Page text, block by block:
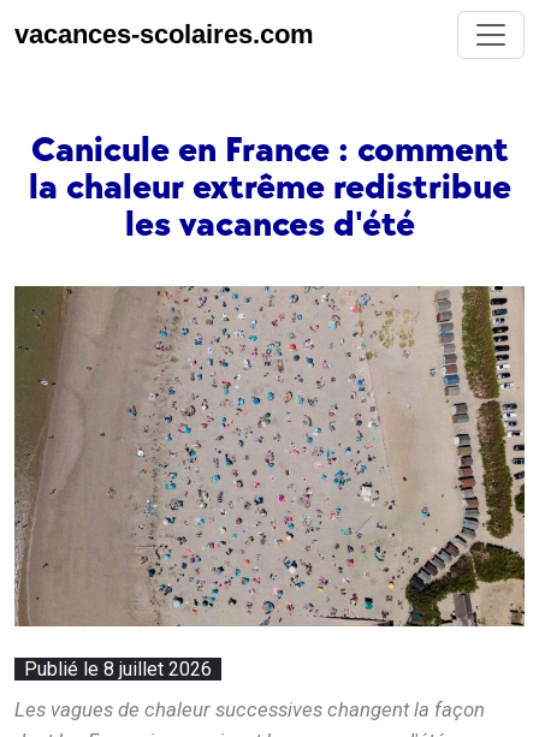
vacances-scolaires.com
Canicule en France : comment
la chaleur extrême redistribue
les vacances d'été
Publié le 8 juillet 2026
Les vagues de chaleur successives changent la façon